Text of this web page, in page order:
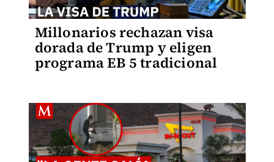
Millonarios rechazan visa
dorada de Trump y eligen
programa EB 5 tradicional